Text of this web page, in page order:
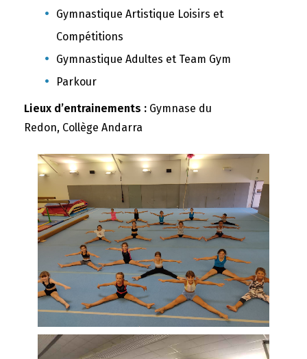
Gymnastique Artistique Loisirs et
Compétitions
Gymnastique Adultes et Team Gym
Parkour
Lieux d’entrainements : Gymnase du
Redon, Collège Andarra